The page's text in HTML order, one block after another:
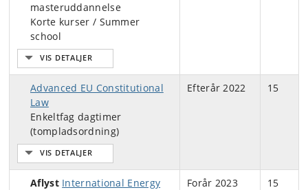
masteruddannelse
Korte kurser / Summer
school
Advanced EU Constitutional
Law
Enkeltfag dagtimer
(tompladsordning)
Efterår 2022 15
Aflyst International Energy
Forår 2023 15